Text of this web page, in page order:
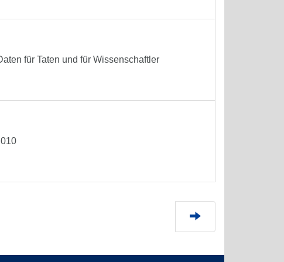
für Taten und für Wissenschaftler